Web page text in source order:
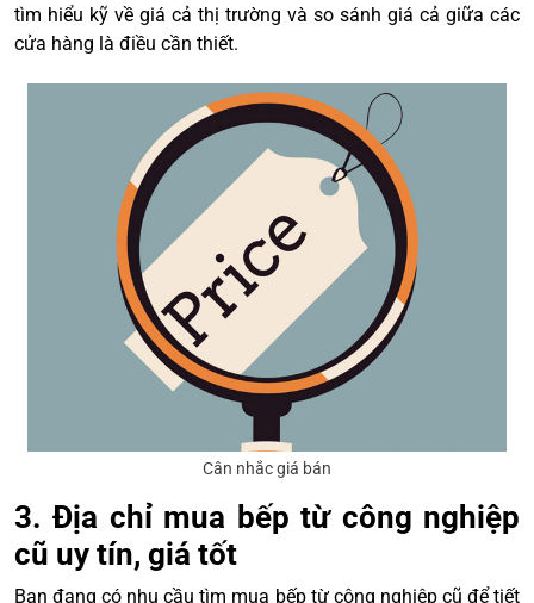
tìm hiểu kỹ về giá cả thị trường và so sánh giá cả giữa các
cửa hàng là điều cần thiết.
Cân nhắc giá bán
3. Địa chỉ mua bếp từ công nghiệp
cũ uy tín, giá tốt
Bạn đang có nhu cầu tìm mua bếp từ công nghiệp cũ để tiết